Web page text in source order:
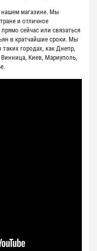
нашем магазине. Мы
и отличное
сейчас или связаться
в кратчайшие сроки. Мы
таких городах, как Днепр,
Киев, Мариуполь,